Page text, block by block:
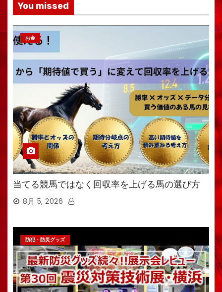
You missed
お金
当てる競馬ではなく回収率を上げる馬の選び方
8月 5, 2026
防犯・防災グッズ